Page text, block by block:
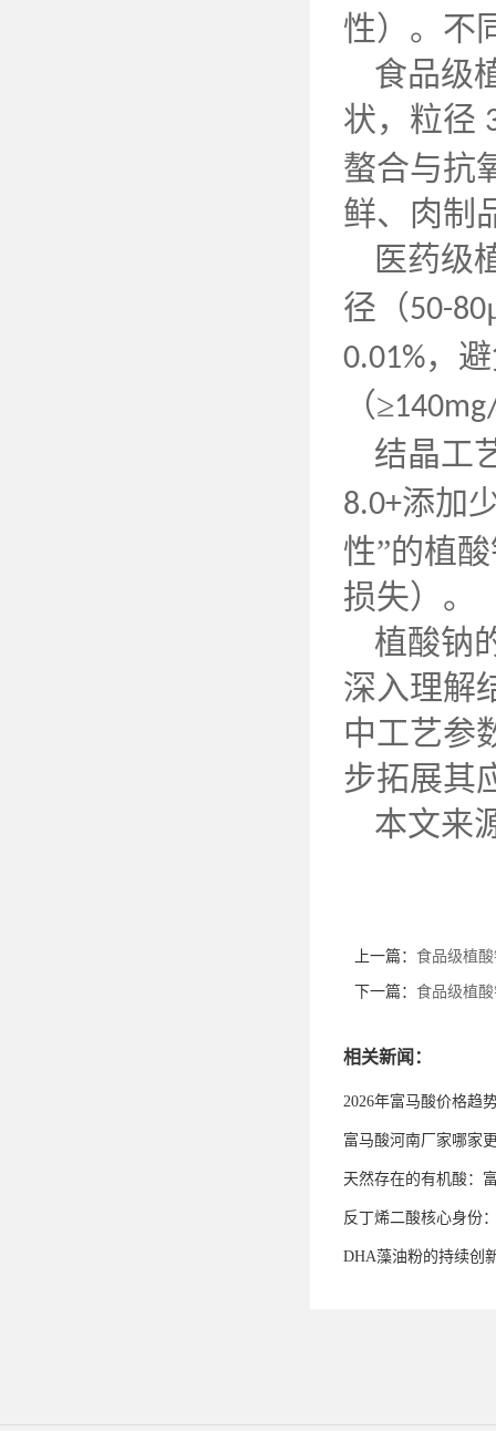
性）。不
食品级
状，粒径
螯合与抗
鲜、肉制
医药级
径（50-80
0.01%，
（≥
结晶工
8.0+添加
性”的植
损失）。
植酸钠
深入理解
中工艺参
步拓展其
本文来
上一篇： 食品级植
下一篇： 食品级植
相关新闻：
2026年富马酸价格趋
富马酸河南厂家哪家
天然存在的有机酸：
反丁烯二酸核心身份
DHA藻油粉的持续创